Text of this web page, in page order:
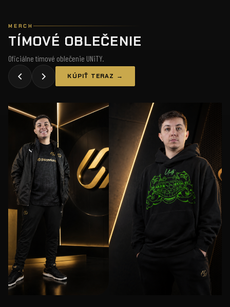
MERCH
TÍMOVÉ OBLEČENIE
Oficiálne tímové oblečenie UNiTY.
KÚPIŤ TERAZ →